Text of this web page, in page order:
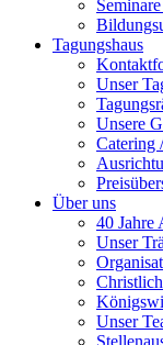
Tagungshaus
Unser
Unsere
Catering
Über uns
40 Jahre
Unser
Unser